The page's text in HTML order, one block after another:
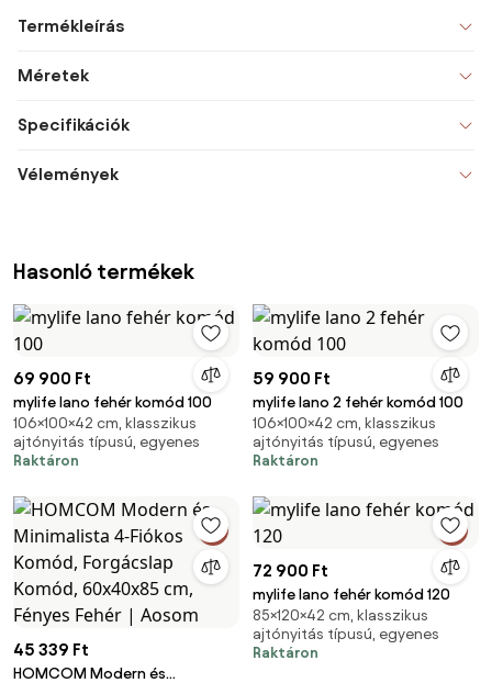
Termékleírás
Méretek
Specifikációk
Vélemények
Hasonló termékek
69 900 Ft
mylife lano fehér komód 100
106×100×42 cm, klasszikus
ajtónyitás típusú, egyenes
Raktáron
59 900 Ft
mylife lano 2 fehér komód 100
106×100×42 cm, klasszikus
ajtónyitás típusú, egyenes
Raktáron
45 339 Ft
HOMCOM Modern és
72 900 Ft
mylife lano fehér komód 120
85×120×42 cm, klasszikus
ajtónyitás típusú, egyenes
Raktáron